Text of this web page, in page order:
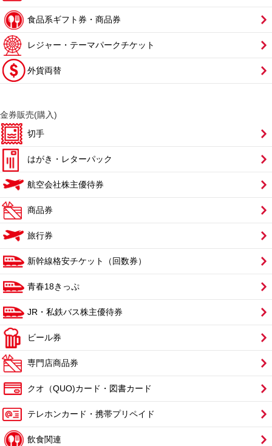
食品系ギフト券・商品券
レジャー・テーマパークチケット
外貨両替
金券販売(購入)
切手
はがき・レターパック
航空会社株主優待券
商品券
旅行券
新幹線格安チケット（回数券）
青春18きっぷ
JR・私鉄バス株主優待券
ビール券
専門店商品券
クオ（QUO)カード・図書カード
テレホンカード・携帯プリペイド
飲食関連